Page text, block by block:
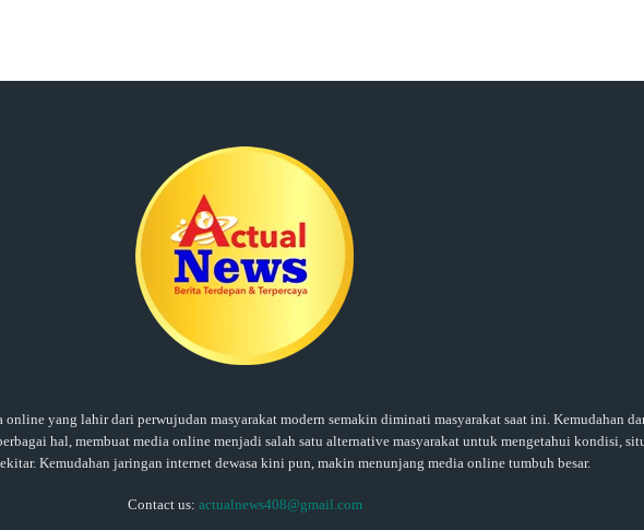
yang lahir dari perwujudan masyarakat modern semakin diminati masyarakat saat ini. Kemudahan
hal, membuat media online menjadi salah satu alternative masyarakat untuk mengetahui kondisi,
Kemudahan jaringan internet dewasa kini pun, makin menunjang media online tumbuh besar.
Contact us: actualnews408@gmail.com